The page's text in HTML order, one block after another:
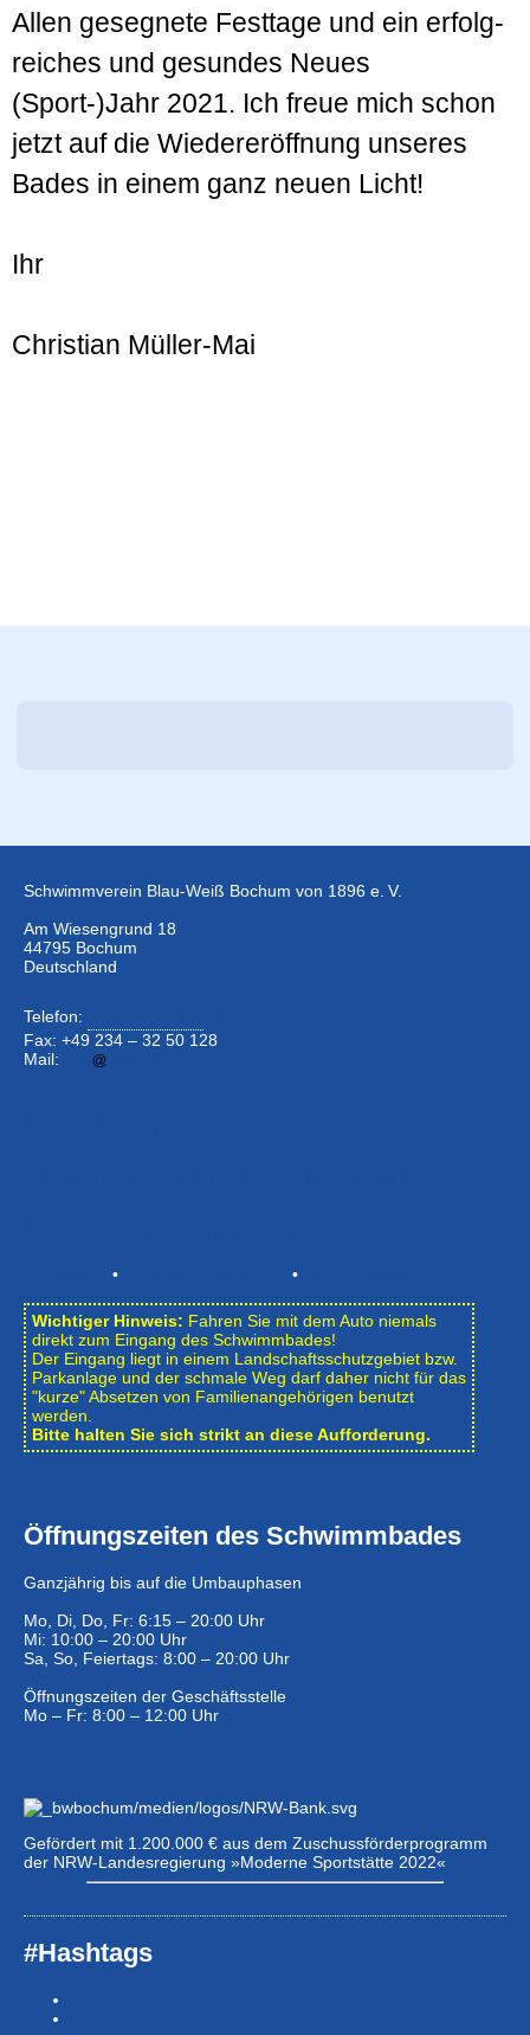
Allen gesegnete Fest­tage und ein erfolg­
reiches und gesundes Neues
(Sport-)Jahr 2021. Ich freue mich schon
jetzt auf die Wieder­eröffnung unseres
Bades in einem ganz neuen Licht!
Ihr
Christian Müller-Mai
Schwimmverein Blau-Weiß Bochum von 1896 e. V.
Am Wiesengrund 18
44795 Bochum
Deutschland
Telefon:
Fax: +49 234 – 32 50 128
Mail:
• •
Wichtiger Hinweis: Fahren Sie mit dem Auto niemals
direkt zum Eingang des Schwimmbades!
Der Eingang liegt in einem Landschafts­schutzgebiet bzw.
Park­anlage und der schmale Weg darf daher nicht für das
"kurze" Absetzen von Familienangehörigen benutzt
werden.
Bitte halten Sie sich strikt an diese Aufforderung.
Öffnungszeiten des Schwimmbades
Ganzjährig bis auf die Umbauphasen
Mo, Di, Do, Fr: 6:15 – 20:00 Uhr
Mi: 10:00 – 20:00 Uhr
Sa, So, Feiertags: 8:00 – 20:00 Uhr
Öffnungszeiten der Geschäftsstelle
Mo – Fr: 8:00 – 12:00 Uhr
Gefördert mit 1.200.000 € aus dem Zuschussförderprogramm
der NRW-Landesregierung »Moderne Sportstätte 2022«
#Hashtags